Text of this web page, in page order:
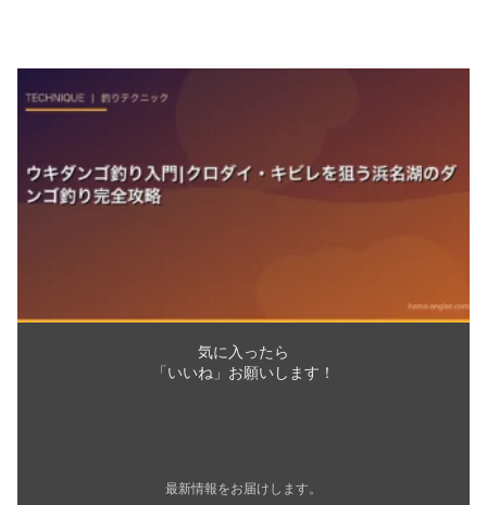
気に入ったら
「いいね」お願いします！
最新情報をお届けします。